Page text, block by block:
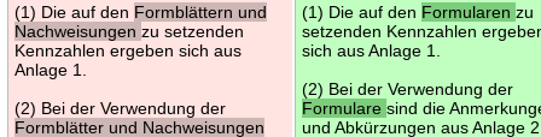
(1) Die auf den Formblättern und
Nachweisungenzu setzenden
Kennzahlen ergeben sich aus
Anlage 1.
(2) Bei der Verwendung der
Formblätter und Nachweisungen
(1) Die auf den Formularenzu
setzenden Kennzahlen
sich aus Anlage 1.
(2) Bei der Verwendung der
Formularesind die
und Abkürzungen aus Anlage